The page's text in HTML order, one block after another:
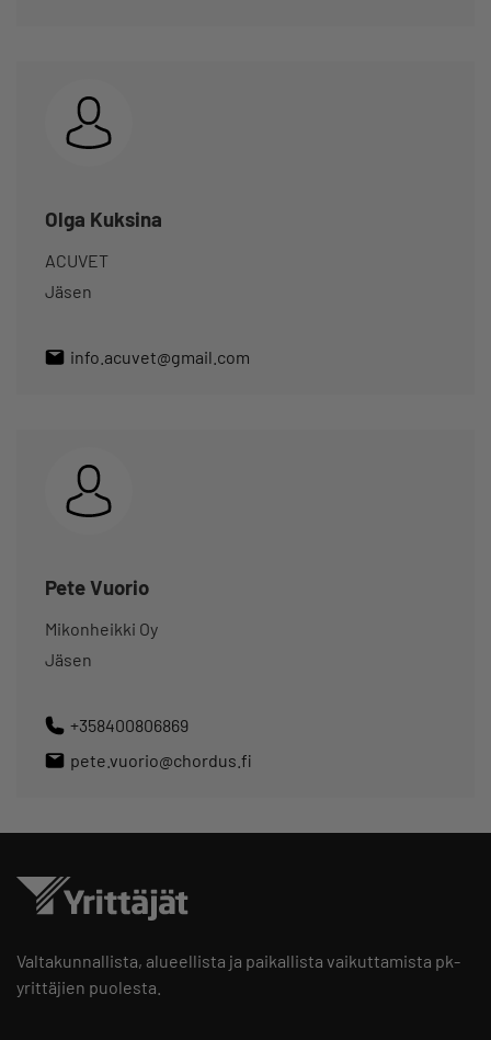
Olga Kuksina
ACUVET
Jäsen
info.acuvet@gmail.com
Pete Vuorio
Mikonheikki Oy
Jäsen
+358400806869
pete.vuorio@chordus.fi
Valtakunnallista, alueellista ja paikallista vaikuttamista pk-
yrittäjien puolesta.